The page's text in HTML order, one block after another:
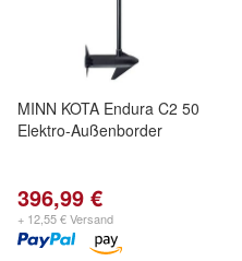
MINN KOTA Endura C2 50
Elektro-Außenborder
396,99 €
+ 12,55 € Versand